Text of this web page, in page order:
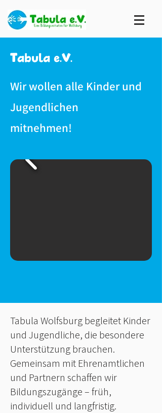
Tabula e.V.
Wir wollen alle Kinder und
Jugendlichen
mitnehmen!
Tabula Wolfsburg begleitet Kinder
und Jugendliche, die besondere
Unterstützung brauchen.
Gemeinsam mit Ehrenamtlichen
und Partnern schaffen wir
Bildungszugänge – früh,
individuell und langfristig.